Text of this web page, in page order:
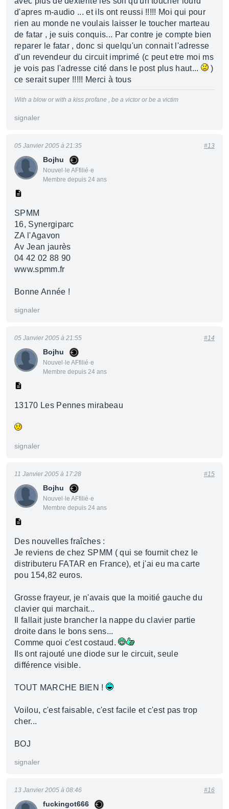
d'apres m-audio ... et ils ont reussi !!!!! Moi qui pour
rien au monde ne voulais laisser le toucher marteau
de fatar , je suis conquis... Par contre je compte bien
reparer le fatar , donc si quelqu'un connait l'adresse
d'un revendeur du circuit imprimé (c peut etre moi ms
je vois pas l'adresse cité dans le post plus haut...
)
ce serait super !!!!! Merci à tous
With a blow or with a kiss profane , be a victor or be a victim
signaler
Bojhu
Nouvel·le AFfilié·e
Membre depuis 24 ans
05 Janvier 2005 à 21:35 #13
SPMM
16, Synergiparc
ZA l'Agavon
Av Jean jaurès
04 42 02 88 90
www.spmm.fr
Bonne Année !
signaler
Bojhu
Nouvel·le AFfilié·e
Membre depuis 24 ans
05 Janvier 2005 à 21:55 #14
13170 Les Pennes mirabeau
signaler
Bojhu
Nouvel·le AFfilié·e
Membre depuis 24 ans
11 Janvier 2005 à 17:28 #15
Des nouvelles fraîches :
Je reviens de chez SPMM ( qui se fournit chez le
distributeru FATAR en France), et j'ai eu ma carte
pou 154,82 euros.
Grosse frayeur, je n'avais que la moitié gauche du
clavier qui marchait...
Il fallait juste brancher la nappe du clavier partie
droite dans le bons sens...
Comme quoi c'est costaud.
Ils ont rajouté une diode sur le circuit, seule
différence visible.
TOUT MARCHE BIEN !
Voilou, c'est faisable, c'est facile et c'est pas trop
cher...
BOJ
signaler
fuckingot666
13 Janvier 2005 à 08:46 #16